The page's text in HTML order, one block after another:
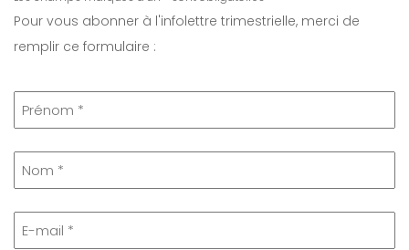
Pour vous abonner à l'infolettre trimestrielle, merci de
remplir ce formulaire :